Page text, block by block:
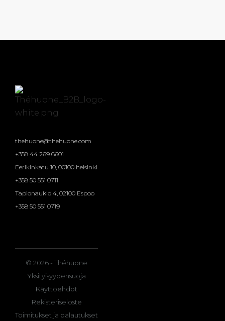
thehuone@thehuone.com
+358 44 269 6601
Eerikinkatu 10, 00100 helsinki
+358 50 551 0711
Tapionaukio 4, 02100 Espoo
+358 50 551 0719
© 2026 - Théhuone
Yksityisyydensuoja
Käyttöehdot
Rekisteriseloste
Toimitukset ja palautukset